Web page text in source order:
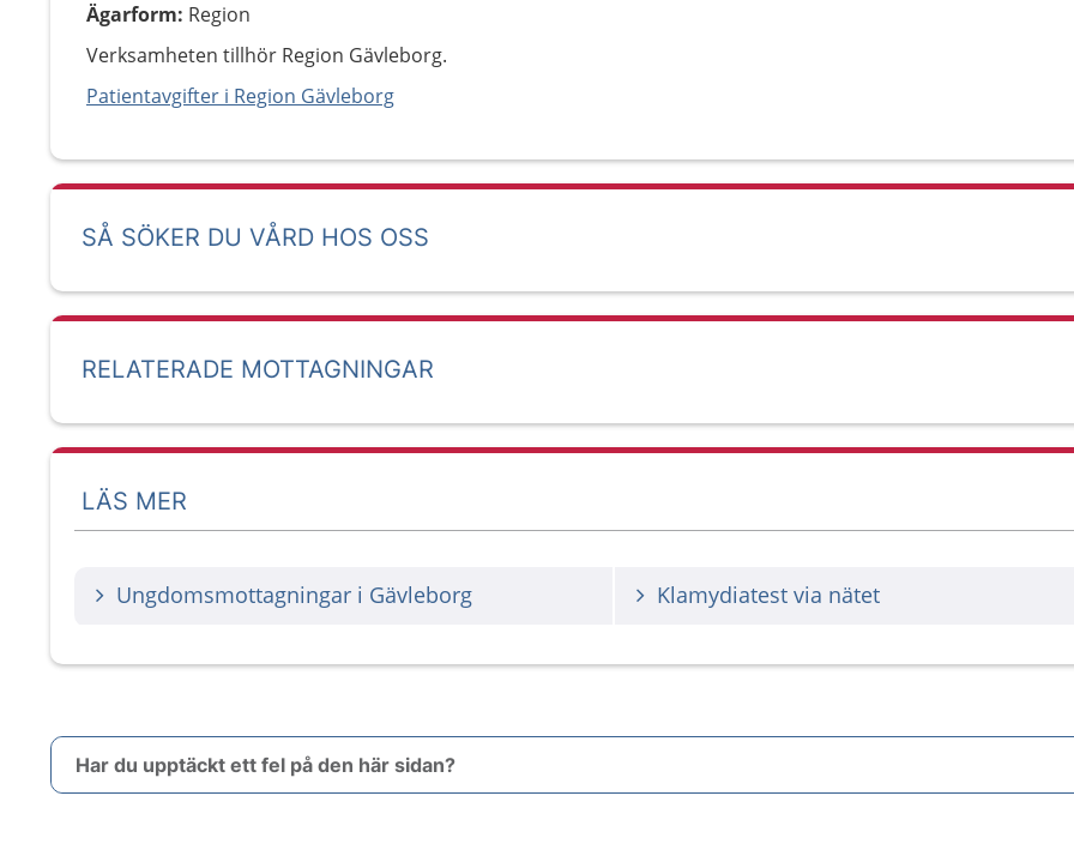
Ägarform: Region
Verksamheten tillhör Region Gävleborg.
Patientavgifter i Region Gävleborg
SÅ SÖKER DU VÅRD HOS OSS
RELATERADE MOTTAGNINGAR
LÄS MER
Ungdomsmottagningar i Gävleborg Klamydiatest via nätet
Har du upptäckt ett fel på den här sidan?